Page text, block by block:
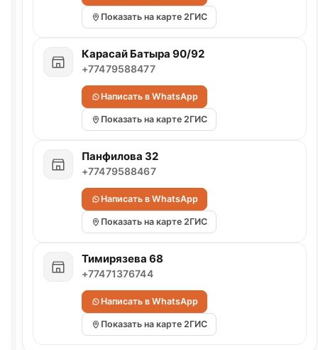
Показать на карте 2ГИС
Карасай Батыра 90/92
+77479588477
Написать в WhatsApp
Показать на карте 2ГИС
Панфилова 32
+77479588467
Написать в WhatsApp
Показать на карте 2ГИС
Тимирязева 68
+77471376744
Написать в WhatsApp
Показать на карте 2ГИС